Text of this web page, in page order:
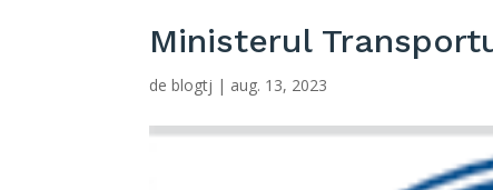
Ministerul
deblogtj | aug. 13, 2023